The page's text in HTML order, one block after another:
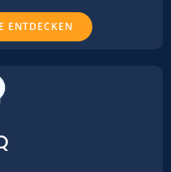
ENTDECKEN